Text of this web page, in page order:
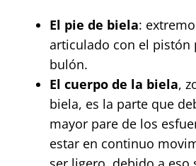
El pie de biela:
articulado con el pistón
bulón.
El cuerpo de la biela,
biela, es la parte que
mayor pare de los
estar en continuo